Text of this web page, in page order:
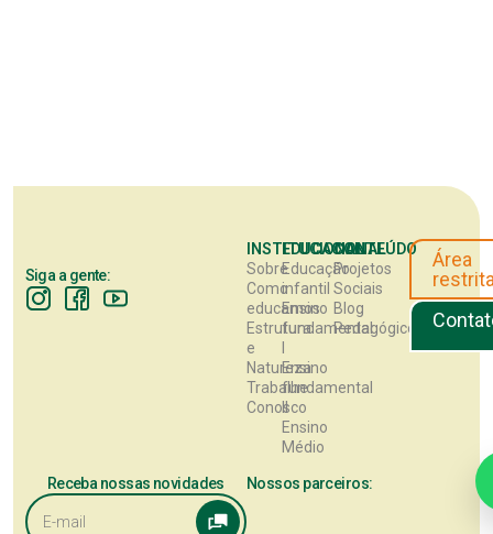
Siga a gente:
INSTITUCIONAL
Sobre
Como
educamos
Estrutura
e
Natureza
Trabalhe
Conosco
EDUCACIONAL
Educação
infantil
Ensino
fundamental
Ensino
fundamental
II
Ensino
Médio
CONTEÚDO
Blog
Pedagógico
Projetos
Sociais
Área
Receba nossas novidades Nossos parceiros: